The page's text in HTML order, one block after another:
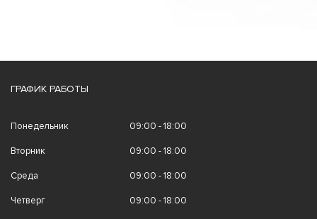
ГРАФИК РАБОТЫ
Понедельник 09:00 - 18:00
Вторник 09:00 - 18:00
Среда 09:00 - 18:00
Четверг 09:00 - 18:00